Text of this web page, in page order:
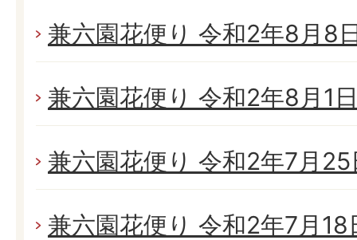
兼六園花便り 令和2年8月8
兼六園花便り 令和2年8月1
兼六園花便り 令和2年7月
兼六園花便り 令和2年7月